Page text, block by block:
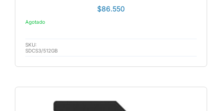
$86.550
Agotado
SKU:
SDCS3/512GB